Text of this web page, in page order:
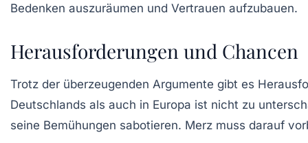
Bedenken auszuräumen und Vertrauen aufzubauen.
Herausforderungen und Chancen
Trotz der überzeugenden Argumente gibt es
Deutschlands als auch in Europa ist nicht zu
seine Bemühungen sabotieren. Merz muss darauf